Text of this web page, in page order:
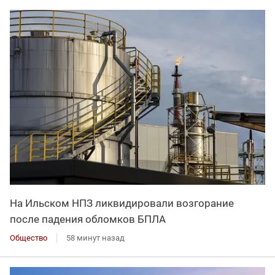
На Ильском НПЗ ликвидировали возгорание
после падения обломков БПЛА
Общество 58 минут назад